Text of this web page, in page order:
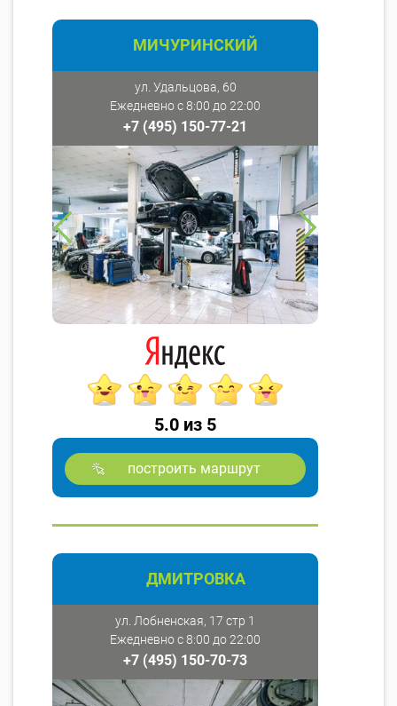
МИЧУРИНСКИЙ
ул. Удальцова, 60
Ежедневно с 8:00 до 22:00
+7 (495) 150-77-21
5.0 из 5
построить маршрут
ДМИТРОВКА
ул. Лобненская, 17 стр 1
Ежедневно с 8:00 до 22:00
+7 (495) 150-70-73